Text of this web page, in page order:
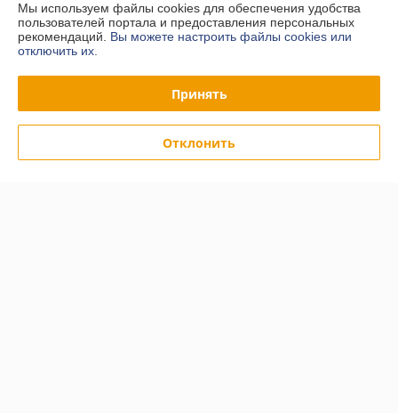
Контакты
Показать весь график работы
Мы используем файлы cookies для обеспечения удобства
пользователей портала и предоставления персональных
рекомендаций. Вы можете настроить файлы cookies или
отключить их.
Принять
Отклонить